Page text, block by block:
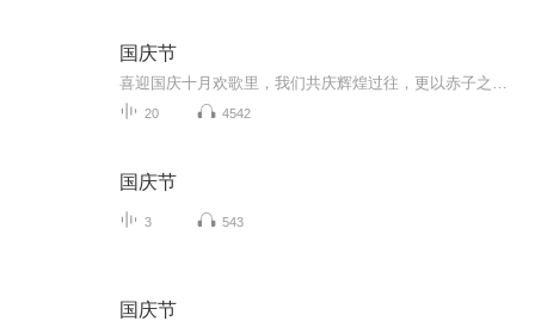
国庆节
20 4542
国庆节
3 543
国庆节